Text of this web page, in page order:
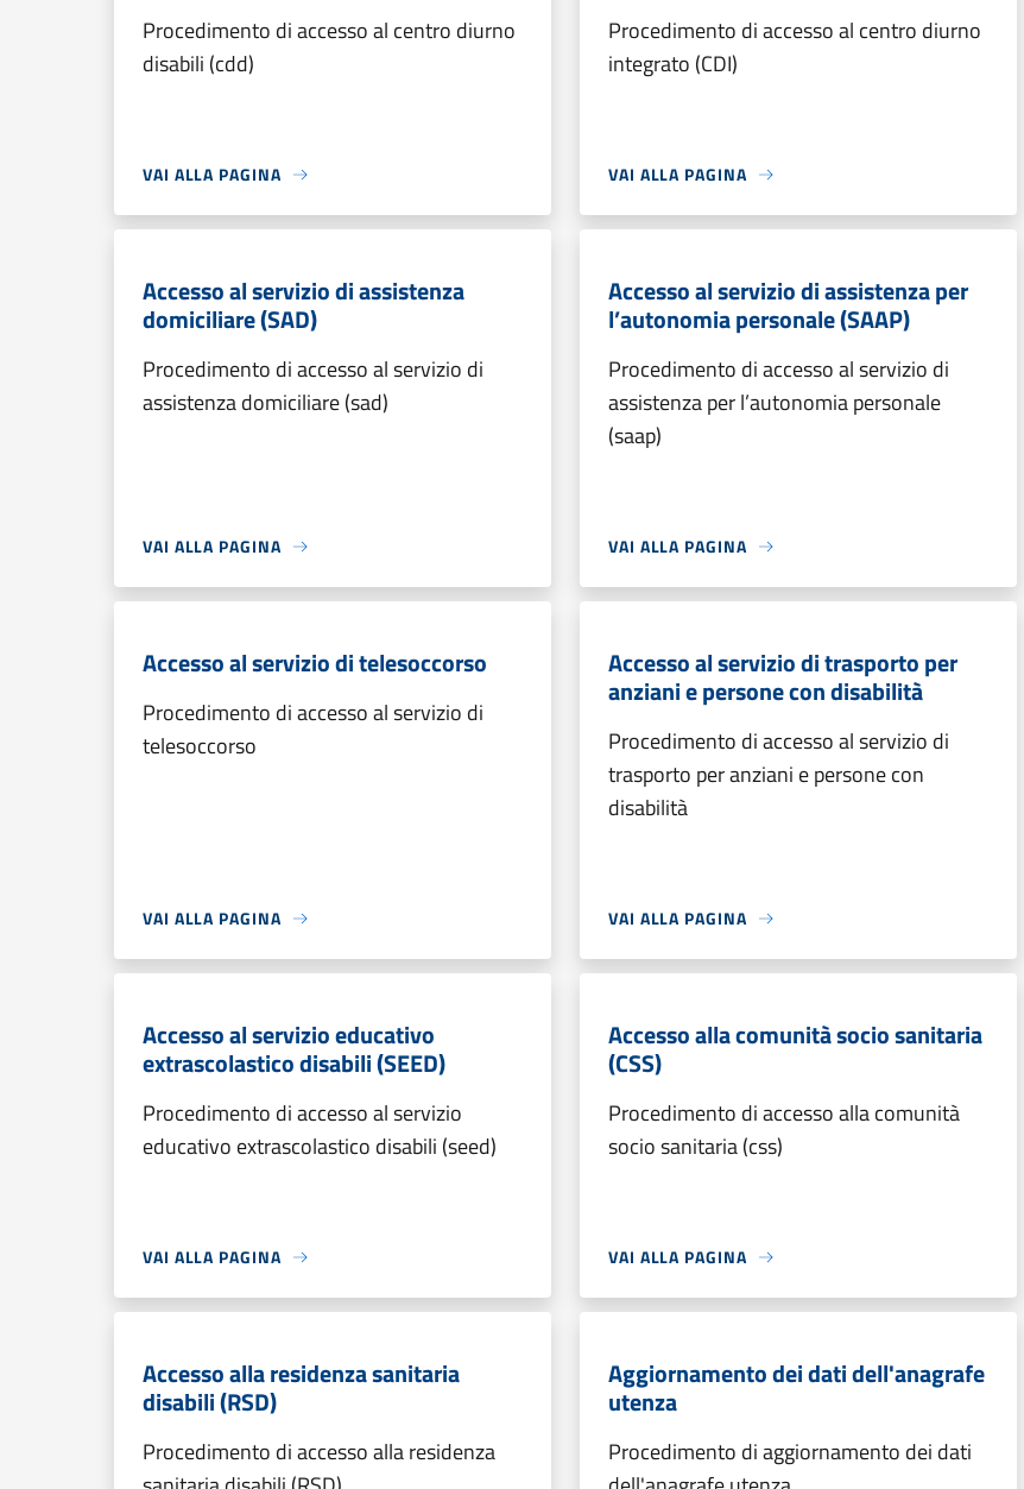
Procedimento di accesso al centro diurno
disabili (cdd)
VAI ALLA PAGINA
Procedimento di accesso al centro diurno
integrato (CDI)
VAI ALLA PAGINA
Accesso al servizio di assistenza
domiciliare (SAD)
Procedimento di accesso al servizio di
assistenza domiciliare (sad)
VAI ALLA PAGINA
Accesso al servizio di assistenza per
l’autonomia personale (SAAP)
Procedimento di accesso al servizio di
assistenza per l’autonomia personale
(saap)
VAI ALLA PAGINA
Accesso al servizio di telesoccorso
Procedimento di accesso al servizio di
telesoccorso
VAI ALLA PAGINA
Accesso al servizio di trasporto per
anziani e persone con disabilità
Procedimento di accesso al servizio di
trasporto per anziani e persone con
disabilità
VAI ALLA PAGINA
Accesso al servizio educativo
extrascolastico disabili (SEED)
Procedimento di accesso al servizio
educativo extrascolastico disabili (seed)
VAI ALLA PAGINA
Accesso alla comunità socio sanitaria
(CSS)
Procedimento di accesso alla comunità
socio sanitaria (css)
VAI ALLA PAGINA
Accesso alla residenza sanitaria
disabili (RSD)
Procedimento di accesso alla residenza
Aggiornamento dei dati dell'anagrafe
utenza
Procedimento di aggiornamento dei dati